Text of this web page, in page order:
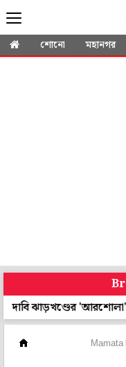
শোনো মহানগর
ঝাড়খণ্ডের 'আরশোলা'দের
Mamata